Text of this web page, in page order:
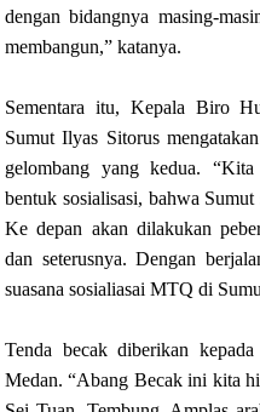
dengan bidangnya masing-
membangun,” katanya.
Sementara itu, Kepala Biro
Sumut Ilyas Sitorus
gelombang yang kedua.
bentuk sosialisasi, bahwa
Ke depan akan dilakukan
dan seterusnya. Dengan
suasana sosialiasai MTQ di
Tenda becak diberikan
Medan. “Abang Becak ini kita